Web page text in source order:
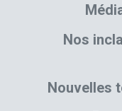
Nos
Nouvelles